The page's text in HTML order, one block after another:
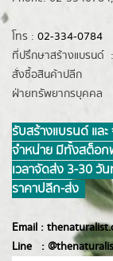
โทร : 02-334-0784
ที่ปรึกษาสร้างแบรนด์ :
สั่งซื้อสินค้าปลีก
ฝ่ายทรัพยากรบุคคล
รับสร้างแบรนด์ แล
จำหน่าย มีทั้งสต็อก
เวลาจัดส่ง 3-30 วั
ราคาปลีก-ส่ง
Email :
Line : @thenatur